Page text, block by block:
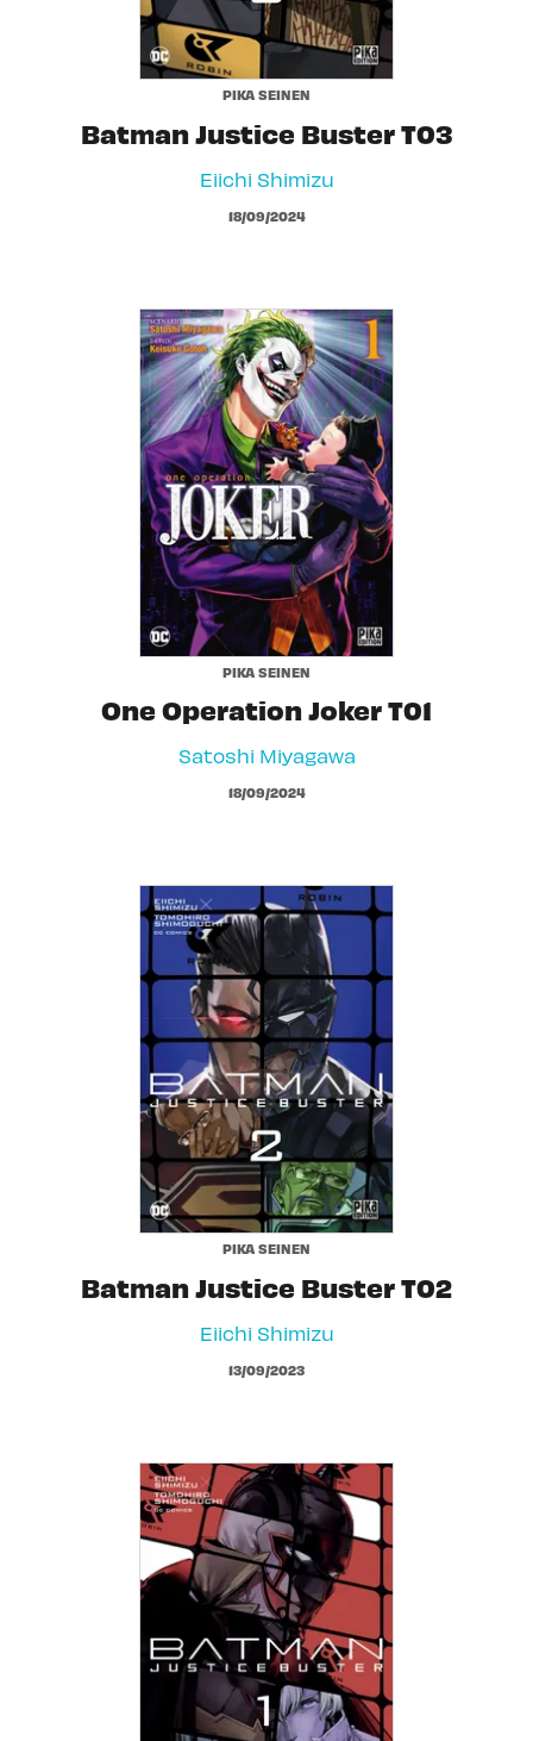
PIKA SEINEN
Batman Justice Buster T03
Eiichi Shimizu
18/09/2024
PIKA SEINEN
One Operation Joker T01
Satoshi Miyagawa
18/09/2024
PIKA SEINEN
Batman Justice Buster T02
Eiichi Shimizu
13/09/2023